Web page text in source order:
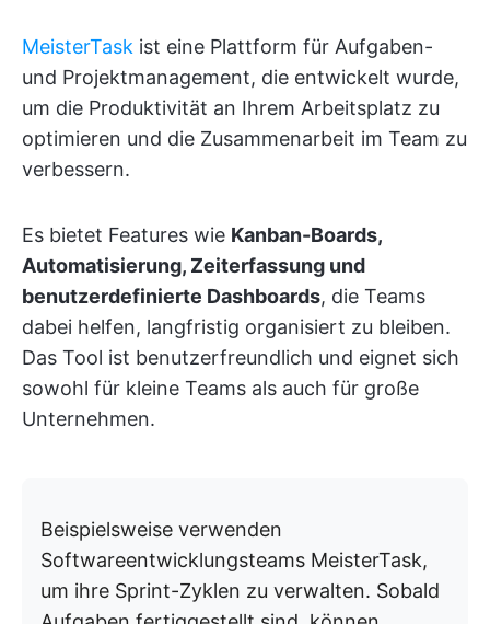
MeisterTask ist eine Plattform für Aufgaben-
und Projektmanagement, die entwickelt wurde,
um die Produktivität an Ihrem Arbeitsplatz zu
optimieren und die Zusammenarbeit im Team zu
verbessern.
Es bietet Features wie Kanban-Boards,
Automatisierung, Zeiterfassung und
benutzerdefinierte Dashboards, die Teams
dabei helfen, langfristig organisiert zu bleiben.
Das Tool ist benutzerfreundlich und eignet sich
sowohl für kleine Teams als auch für große
Unternehmen.
Beispielsweise verwenden
Softwareentwicklungsteams MeisterTask,
um ihre Sprint-Zyklen zu verwalten. Sobald